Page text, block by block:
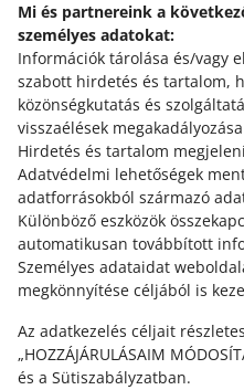
Mi és partnereink a
személyes adatokat:
Információk tárolása és/vagy
szabott hirdetés és tartalom,
közönségkutatás és
visszaélések
Hirdetés és tartalom
Adatvédelmi lehetőségek
adatforrásokból származó
Különböző eszközök
automatikusan továbbított
Személyes adataidat
megkönnyítése céljából is
Az adatkezelés céljait
„HOZZÁJÁRULÁSAIM
és a Sütiszabályzatban.
8
Segítségre van
Vedd fel velünk a